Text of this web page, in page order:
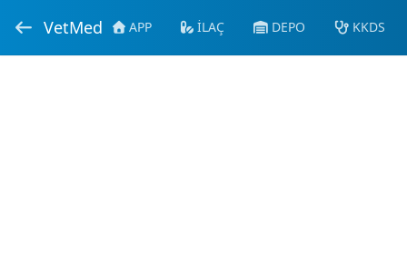
VetMed APP İLAÇ DEPO KKDS